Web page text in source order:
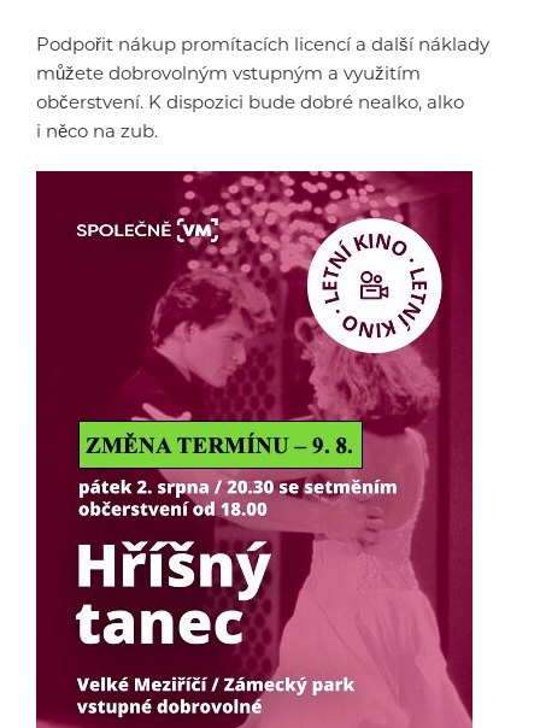
Podpořit nákup promítacích licencí a další náklady
můžete dobrovolným vstupným a využitím
občerstvení. K dispozici bude dobré nealko, alko
i něco na zub.